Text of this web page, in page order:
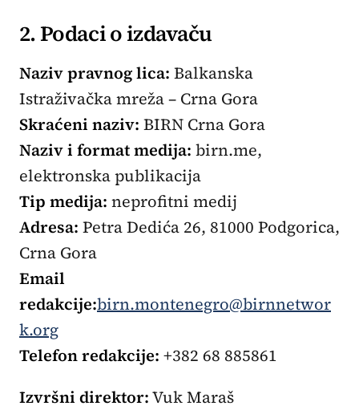
2. Podaci o izdavaču
Naziv pravnog lica: Balkanska
Istraživačka mreža – Crna Gora
Skraćeni naziv: BIRN Crna Gora
Naziv i format medija: birn.me,
elektronska publikacija
Tip medija: neprofitni medij
Adresa: Petra Dedića 26, 81000 Podgorica,
Crna Gora
Email
redakcije:birn.montenegro@birnnetwor
k.org
Telefon redakcije: +382 68 885861
Izvršni direktor:Vuk Maraš